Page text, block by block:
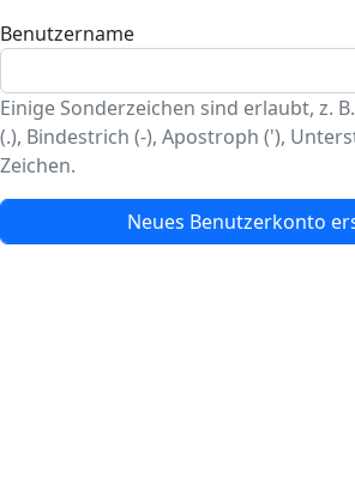
Benutzername
Einige Sonderzeichen sind erlaubt, z.
(.), Bindestrich (-), Apostroph ('),
Zeichen.